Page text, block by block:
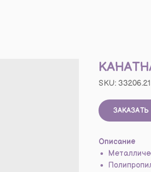
SKU: 33206.21
ЗАКАЗАТЬ
Описание